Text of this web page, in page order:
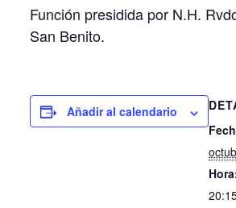
Función presidida por N.H.
San Benito.
Añadir al calendario